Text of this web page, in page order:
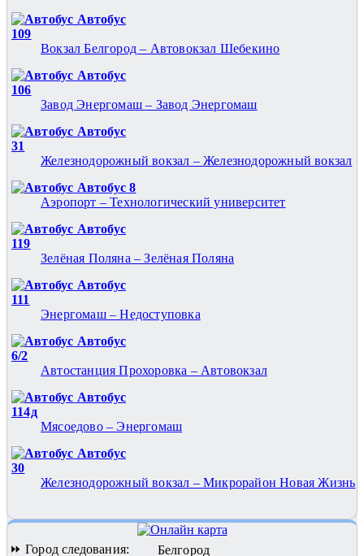
Автобус
109
Вокзал Белгород – Автовокзал Шебекино
Автобус
106
Завод Энергомаш – Завод Энергомаш
Автобус
31
Железнодорожный вокзал – Железнодорожный вокзал
Автобус 8
Аэропорт – Технологический университет
Автобус
119
Зелёная Поляна – Зелёная Поляна
Автобус
111
Энергомаш – Недоступовка
Автобус
6/2
Автостанция Прохоровка – Автовокзал
Автобус
114д
Мясоедово – Энергомаш
Автобус
30
Железнодорожный вокзал – Микрорайон Новая Жизнь
⏩ Город следования: Белгород